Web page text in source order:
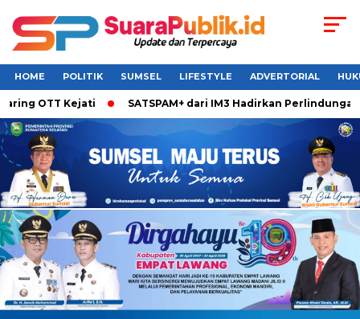
HOME POLITIK SUMSEL LIFESTYLE ADVERTORIAL
Kejati SATSPAM+ dari IM3 Hadirkan Perlindungan